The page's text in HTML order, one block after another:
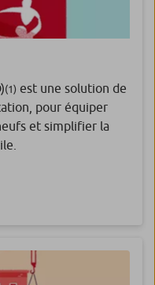
(1) est une solution de
pour équiper
et simplifier la